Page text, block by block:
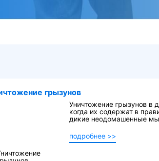
грызунов
Уничтожение грызунов в
когда их содержат в
дикие неодомашенные
подробнее >>